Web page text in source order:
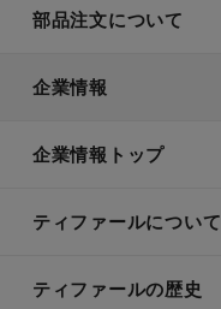
部品注文について
企業情報
企業情報トップ
ティファールについて
ティファールの歴史